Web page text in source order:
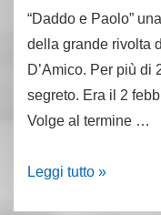
“Daddo e Paolo”
della grande rivolta
D’Amico. Per più di
segreto. Era il 2
Volge al termine …
2Leggi tutto »